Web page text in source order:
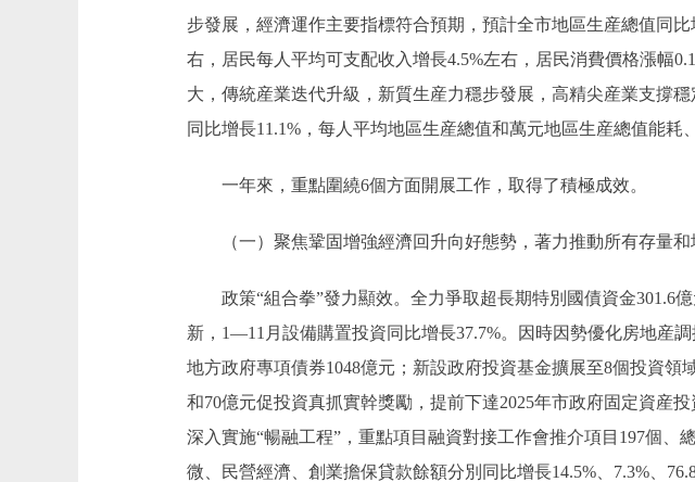
步發展，經濟運作主要指標符合預期，預計全市地區生産總值同
右，居民每人平均可支配收入增長4.5%左右，居民消費價格漲幅
大，傳統産業迭代升級，新質生産力穩步發展，高精尖産業支撐
同比增長11.1%，每人平均地區生産總值和萬元地區生産總值能耗
一年來，重點圍繞6個方面開展工作，取得了積極成效。
（一）聚焦鞏固增強經濟回升向好態勢，著力推動所有存量和
政策“組合拳”發力顯效。全力爭取超長期特別國債資金301.6億
新，1—11月設備購置投資同比增長37.7%。因時因勢優化房地産
地方政府專項債券1048億元；新設政府投資基金擴展至8個投資
和70億元促投資真抓實幹獎勵，提前下達2025年市政府固定資産
深入實施“暢融工程”，重點項目融資對接工作會推介項目197個
微、民營經濟、創業擔保貸款餘額分別同比增長14.5%、7.3%、